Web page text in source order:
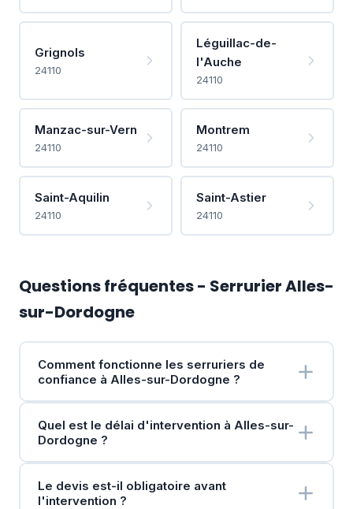
Grignols
24110
Léguillac-de-
l'Auche
24110
Manzac-sur-Vern
24110
Montrem
24110
Saint-Aquilin
24110
Saint-Astier
24110
Questions fréquentes - Serrurier Alles-
sur-Dordogne
Comment fonctionne les serruriers de
confiance à Alles-sur-Dordogne ?
Quel est le délai d'intervention à Alles-sur-
Dordogne ?
Le devis est-il obligatoire avant
l'intervention ?